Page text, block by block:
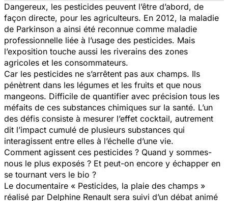
Dangereux, les pesticides peuvent l’être d’abord, de
façon directe, pour les agriculteurs. En 2012, la maladie
de Parkinson a ainsi été reconnue comme maladie
professionnelle liée à l’usage des pesticides. Mais
l’exposition touche aussi les riverains des zones
agricoles et les consommateurs.
Car les pesticides ne s’arrêtent pas aux champs. Ils
pénètrent dans les légumes et les fruits et que nous
mangeons. Difficile de quantifier avec précision tous les
méfaits de ces substances chimiques sur la santé. L’un
des défis consiste à mesurer l’effet cocktail, autrement
dit l’impact cumulé de plusieurs substances qui
interagissent entre elles à l’échelle d’une vie.
Comment agissent ces pesticides ? Quand y sommes-
nous le plus exposés ? Et peut-on encore y échapper en
se tournant vers le bio ?
Le documentaire « Pesticides, la plaie des champs »
réalisé par Delphine Renault sera suivi d’un débat animé